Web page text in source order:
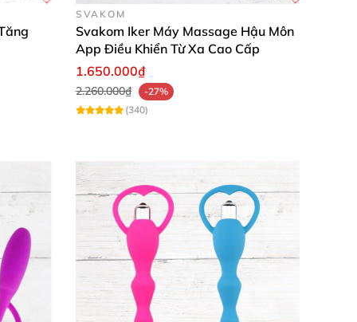
SVAKOM
Svakom Iker Máy Massage Hậu Môn
App Điều Khiển Từ Xa Cao Cấp
1.650.000₫
2.260.000₫
-27%
(340)